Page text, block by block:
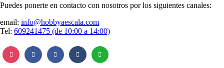
Puedes ponerte en contacto con nosotros por los siguientes canales:
email: info@hobbyaescala.com
Tel: 609241475 (de 10:00 a 14:00)